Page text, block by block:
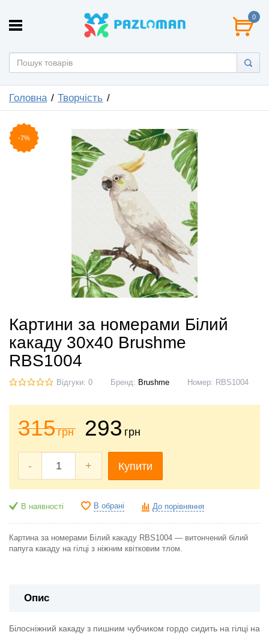
0
Головна Творчість
-7%
Картини за номерами Білий
какаду 30x40 Brushme
RBS1004
Відгуки: 0 Бренд: Brushme Номер: RBS1004
315грн 293 грн
- + Купити
В наявності В обрані До порівняння
Картина за номерами Білий какаду RBS1004 — витончений білий
папуга какаду на гілці з ніжним квітковим тлом.
Опис
Білосніжний какаду з пишним чубчиком гордо сидить на гілці на